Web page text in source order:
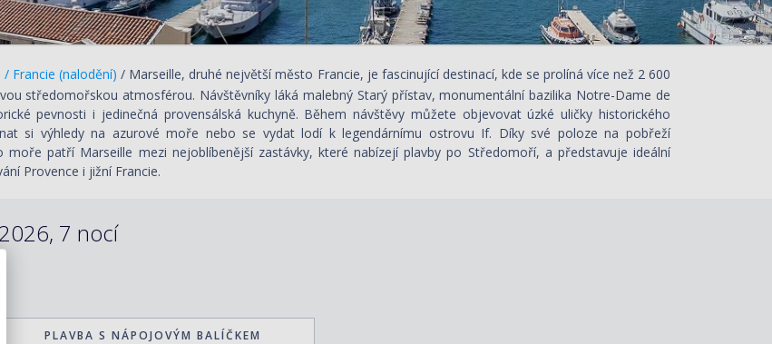
/ Francie (nalodění)/ Marseille, druhé největší město Francie, je fascinující destinací, kde se prolíná více než 2 600
středomořskou atmosférou. Návštěvníky láká malebný Starý přístav, monumentální bazilika Notre-Dame de
pevnosti i jedinečná provensálská kuchyně. Během návštěvy můžete objevovat úzké uličky historického
si výhledy na azurové moře nebo se vydat lodí k legendárnímu ostrovu If. Díky své poloze na pobřeží
moře patří Marseille mezi nejoblíbenější zastávky, které nabízejí plavby po Středomoří, a představuje ideální
Provence i jižní Francie.
7 nocí
PLAVBA S NÁPOJOVÝM BALÍČKEM